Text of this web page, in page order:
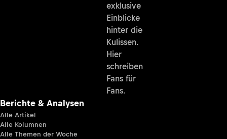
exklusive
Einblicke
hinter die
Kulissen.
Hier
schreiben
Fans für
Fans.
Berichte & Analysen
Alle Artikel
Alle Kolumnen
Alle Themen der Woche